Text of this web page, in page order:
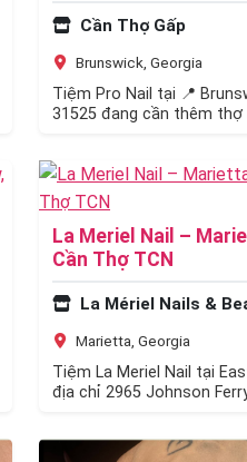
Cần Thợ Gấp
Brunswick, Georgia
Tiệm Pro Nail tại 📍
31525 đang cần thêm thợ
La Meriel Nail –
Cần Thợ TCN
La Mériel Nails &
Marietta, Georgia
Tiệm La Meriel Nail tại
địa chỉ 2965 Johnson